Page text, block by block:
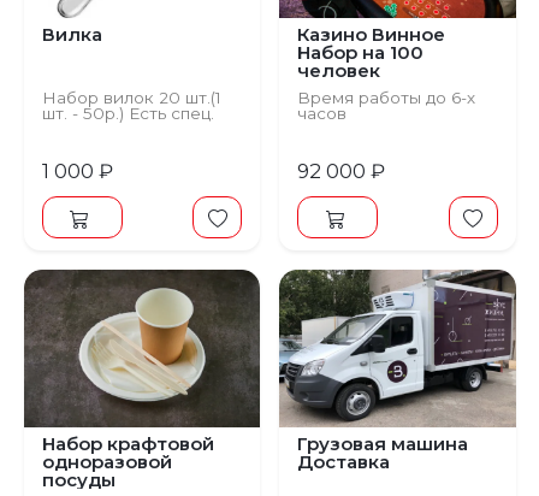
Вилка
Набор вилок 20 шт.(1
шт. - 50р.) Есть спец.
условия аренды.
1 000 ₽
Казино Винное
Набор на 100
человек
Время работы до 6-х
часов
92 000 ₽
Набор крафтовой
одноразовой
посуды
Грузовая машина
Доставка